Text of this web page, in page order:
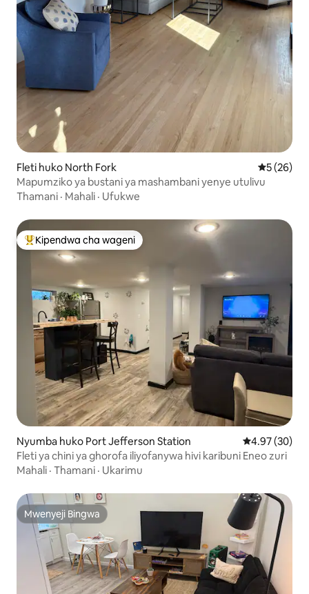
Fleti huko North Fork Ukadiriaji
5 (26)
Mapumziko ya bustani ya mashambani yenye utulivu
Thamani · Mahali · Ufukwe
Kipendwa maarufu cha wageni
Kipendwa cha wageni
Nyumba huko Port Jefferson Station Ukadiriaji wa
4.97 (30)
Fleti ya chini ya ghorofa iliyofanywa hivi karibuni Eneo zuri
Mahali · Thamani · Ukarimu
Mwenyeji Bingwa
Mwenyeji Bingwa